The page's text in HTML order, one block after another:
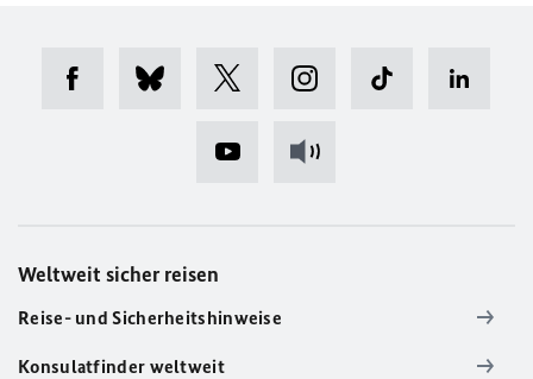
Weltweit sicher reisen
Reise- und Sicherheitshinweise
Konsulatfinder weltweit